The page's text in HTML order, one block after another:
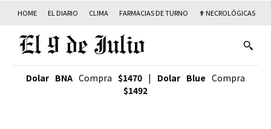
HOME EL DIARIO CLIMA FARMACIAS DE TURNO ✟ NECROLÓGICAS
Dolar BNA Compra $1470 | Dolar Blue Compra
$1492